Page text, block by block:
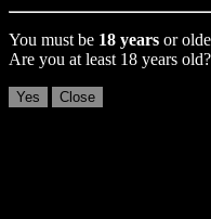
You must be 18 years or
Are you at least 18 years old?
Yes Close